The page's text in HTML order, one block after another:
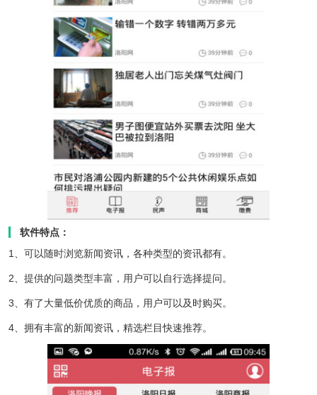
软件特点：
1、可以随时浏览新闻资讯，各种类型的资讯都有。
2、提供的问题类型丰富，用户可以自行选择提问。
3、有了大量低价优质的商品，用户可以及时购买。
4、拥有丰富的新闻资讯，精选栏目快速推荐。